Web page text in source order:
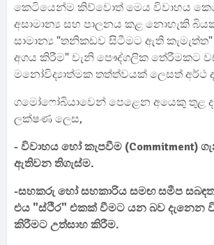
කෙටියෙන්ම කිව්වොත් මෙය විවාහය
අසාමාන්‍ය සහ පාලනය කළ නොහැකි
සාමාන්‍ය "තනිකඩව සිටීමට ඇති
අගය කිරීම" වැනි පෞද්ගලික තේරීමකට
මනෝවිද්‍යාත්මක තත්ත්වයක් ලෙසත් අර්ථ
ගමෝෆෝබියාවෙන් පෙළෙන අයෙකු තුළ
ලක්ෂණ ලෙස,
- විවාහය හෝ කැපවීම (Commitment)
ඇතිවන තිගැස්ම.
-සහකරු හෝ සහකාරිය සමඟ සමීප
එය "ස්ථිර" එකක් වීමට යන බව දැනෙන
කිරීමට උත්සාහ කිරීම.